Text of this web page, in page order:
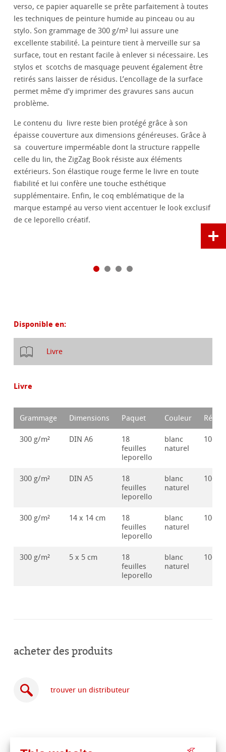
verso, ce papier aquarelle se prête parfaitement à toutes
les techniques de peinture humide au pinceau ou au
stylo. Son grammage de 300 g/m² lui assure une
excellente stabilité. La peinture tient à merveille sur sa
surface, tout en restant facile à enlever si nécessaire. Les
stylos et scotchs de masquage peuvent également être
retirés sans laisser de résidus. L’encollage de la surface
permet même d’y imprimer des gravures sans aucun
problème.
Le contenu du livre reste bien protégé grâce à son
épaisse couverture aux dimensions généreuses. Grâce à
sa couverture imperméable dont la structure rappelle
celle du lin, the ZigZag Book résiste aux éléments
extérieurs. Son élastique rouge ferme le livre en toute
fiabilité et lui confère une touche esthétique
supplémentaire. Enfin, le coq emblématique de la
marque estampé au verso vient accentuer le look exclusif
de ce leporello créatif.
Disponible en:
Livre
Livre
Grammage Dimensions Paquet Couleur
300 g/m² DIN A6
18
feuilles
leporello
blanc
naturel
300 g/m² DIN A5
18
feuilles
leporello
blanc
naturel
300 g/m² 14 x 14 cm
18
feuilles
leporello
blanc
naturel
300 g/m² 5 x 5 cm
18
feuilles
leporello
blanc
naturel
acheter des produits
trouver un distributeur